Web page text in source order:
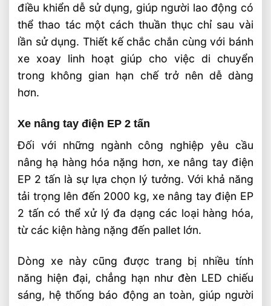
điều khiển dễ sử dụng, giúp người lao động có
thể thao tác một cách thuần thục chỉ sau vài
lần sử dụng. Thiết kế chắc chắn cùng với bánh
xe xoay linh hoạt giúp cho việc di chuyển
trong không gian hạn chế trở nên dễ dàng
hơn.
Xe nâng tay điện EP 2 tấn
Đối với những ngành công nghiệp yêu cầu
nâng hạ hàng hóa nặng hơn, xe nâng tay điện
EP 2 tấn là sự lựa chọn lý tưởng. Với khả năng
tải trọng lên đến 2000 kg, xe nâng tay điện EP
2 tấn có thể xử lý đa dạng các loại hàng hóa,
từ các kiện hàng nặng đến pallet lớn.
Dòng xe này cũng được trang bị nhiều tính
năng hiện đại, chẳng hạn như đèn LED chiếu
sáng, hệ thống báo động an toàn, giúp người